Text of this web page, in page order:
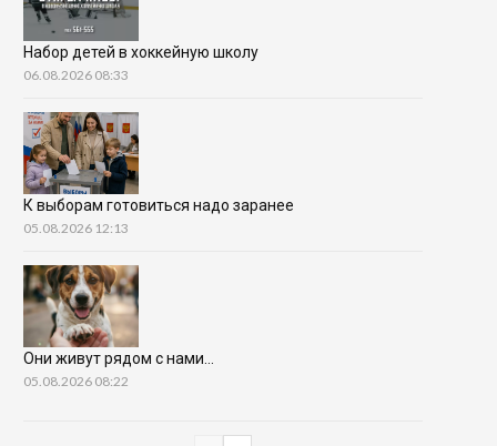
Набор детей в хоккейную школу
06.08.2026 08:33
К выборам готовиться надо заранее
05.08.2026 12:13
Они живут рядом с нами…
05.08.2026 08:22